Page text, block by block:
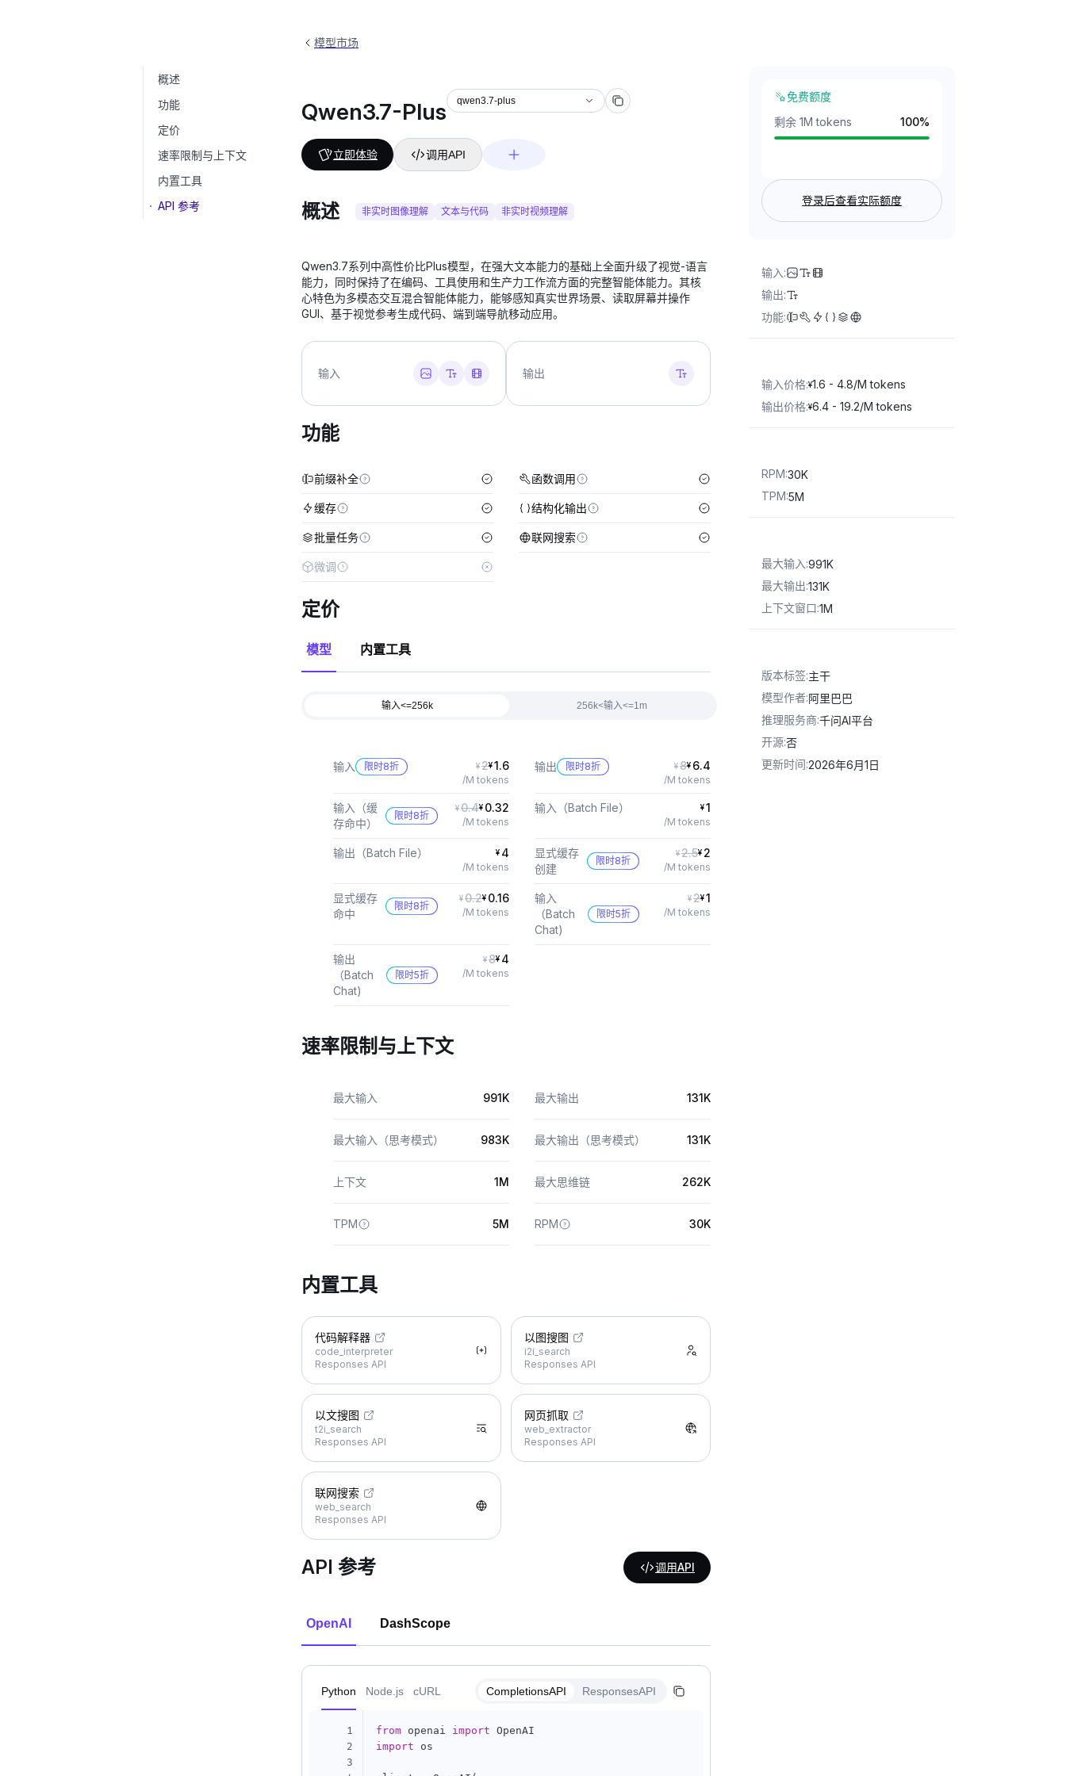
概述
功能
定价
速率限制与上下文
内置工具
API 参考
模型市场
Qwen3.7-Plus qwen3.7-plus
立即体验 调用API
概述 非实时图像理解 文本与代码 非实时视频理解
Qwen3.7系列中高性价比Plus模型，在强大文本能力的基础上全面升级了视觉-语言
能力，同时保持了在编码、工具使用和生产力工作流方面的完整智能体能力。其核
心特色为多模态交互混合智能体能力，能够感知真实世界场景、读取屏幕并操作
GUI、基于视觉参考生成代码、端到端导航移动应用。
输入 输出
功能
前缀补全 函数调用
缓存 结构化输出
批量任务 联网搜索
微调
定价
模型 内置工具
输入<=256k 256k<输入<=1m
输入 限时8折 ¥2¥1.6
/M tokens
输出 限时8折 ¥8¥ 6.4
/M tokens
输入（缓
存命中）
限时8折
¥0.4¥ 0.32
/M tokens
输入（Batch File） ¥1
/M tokens
输出（Batch File） ¥ 4
/M tokens
显式缓存
创建
限时8折
¥2.5¥ 2
/M tokens
显式缓存
命中
限时8折
¥0.2¥ 0.16
/M tokens
输入
（Batch
Chat)
限时5折
¥2¥1
/M tokens
输出
（Batch
Chat)
限时5折
¥8¥ 4
/M tokens
速率限制与上下文
最大输入 991K 最大输出 131K
最大输入（思考模式） 983K 最大输出（思考模式） 131K
上下文 1M 最大思维链 262K
TPM 5M RPM 30K
内置工具
代码解释器
code_interpreter
Responses API
以图搜图
i2i_search
Responses API
以文搜图
t2i_search
Responses API
网页抓取
web_extractor
Responses API
联网搜索
web_search
Responses API
API 参考 调用API
OpenAI DashScope
Python Node.js cURL CompletionsAPI ResponsesAPI
1
2
3
from openai import
import os
免费额度
剩余 1M tokens
100%
登录后查看实际额度
输入:
输出:
功能:
输入价格:¥1.6 - 4.8/M tokens
输出价格:¥6.4 - 19.2/M tokens
RPM:30K
TPM:5M
最大输入:991K
最大输出:131K
上下文窗口:1M
版本标签:主干
模型作者:阿里巴巴
推理服务商:千问AI平台
开源:否
更新时间:2026年6月1日